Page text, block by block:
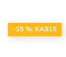
-15 %: KAB15